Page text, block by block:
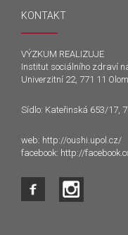
KONTAKT
VÝZKUM REALIZUJE
Institut sociálního zdraví
Univerzitní 22, 771 11
Sídlo: Kateřinská 653/17,
web: http://oushi.upol.cz/
facebook: http://